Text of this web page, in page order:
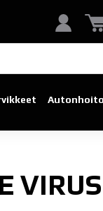
VIRUS